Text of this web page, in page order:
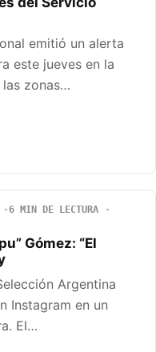
emitió un alerta
este jueves en la
las zonas…
6 MIN DE LECTURA
Gómez: “El
Argentina
Instagram en un
El…